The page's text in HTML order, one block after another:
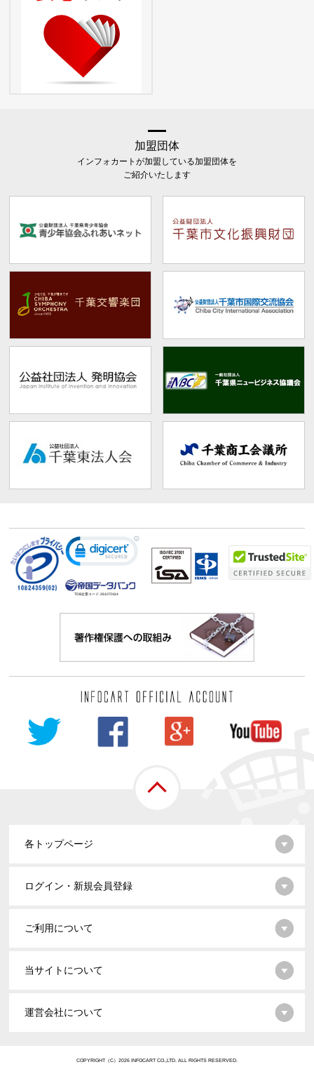
加盟団体
インフォカートが加盟している加盟団体を
ご紹介いたします
TDB企業コード:261070114
各トップページ
ログイン・新規会員登録
ご利用について
当サイトについて
運営会社について
COPYRIGHT（C）2026 INFOCART CO.,LTD. ALL RIGHTS RESERVED.